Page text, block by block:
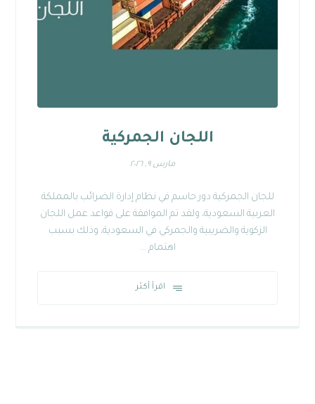
اللجان الجمركية
مارس ٩, ٢٠٢٦
للجان الجمركية دور حاسم في نظام إدارة الضرائب بالمملكة
العربية السعودية، ولقد تم الموافقة على قواعد عمل اللجان
الزكوية والضريبية والجمركي في السعودية، وذلك بسبب
اهتمام ...
اقرأ أكثر